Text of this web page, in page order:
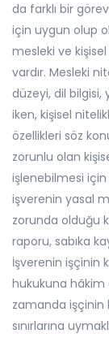
da farklı bir
için uygun olup
mesleki ve
vardır. Mesleki
düzeyi, dil bilgisi,
iken, kişisel
özellikleri söz
zorunlu olan
işlenebilmesi
işverenin yasal
zorunda olduğu
raporu, sabıka
İşverenin işçinin
hukukuna hâkim
zamanda işçinin
sınırlarına